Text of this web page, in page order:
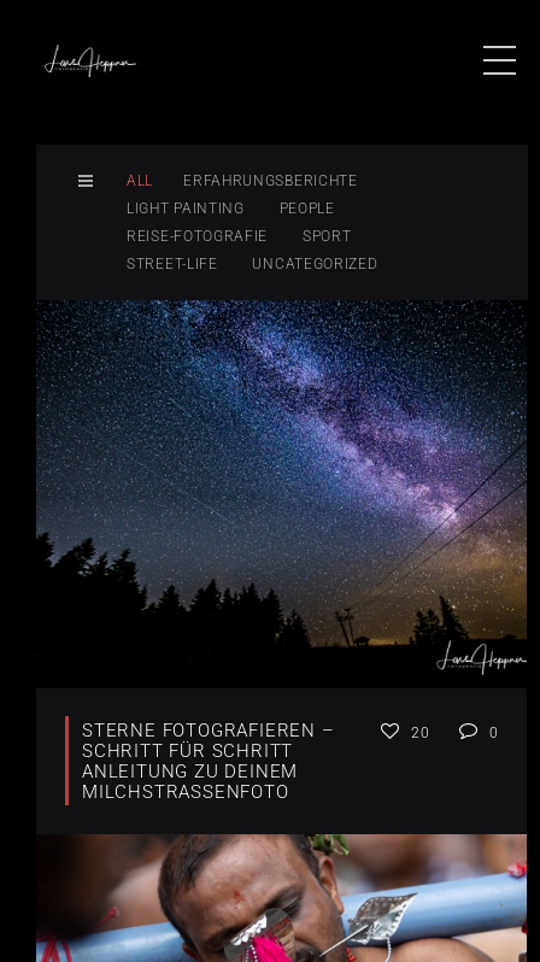
ALL
ERFAHRUNGSBERICHTE
LIGHT PAINTING
PEOPLE
REISE-FOTOGRAFIE
SPORT
STREET-LIFE
UNCATEGORIZED
STERNE FOTOGRAFIEREN –
SCHRITT FÜR SCHRITT
ANLEITUNG ZU DEINEM
MILCHSTRASSENFOTO
20 0